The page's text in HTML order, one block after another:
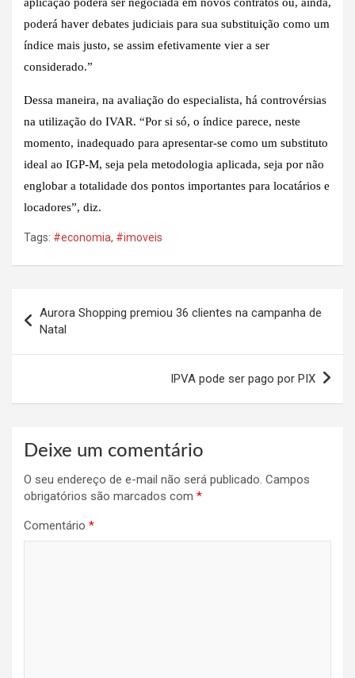
poderá haver debates judiciais para sua substituição como um
índice mais justo, se assim efetivamente vier a ser
considerado.”
Dessa maneira, na avaliação do especialista, há controvérsias
na utilização do IVAR. “Por si só, o índice parece, neste
momento, inadequado para apresentar-se como um substituto
ideal ao IGP-M, seja pela metodologia aplicada, seja por não
englobar a totalidade dos pontos importantes para locatários e
locadores”, diz.
Tags: #economia, #imoveis
de
Post
Aurora Shopping premiou 36 clientes na campanha de
Natal
IPVA pode ser pago por PIX
Deixe um comentário
O seu endereço de e-mail não será publicado. Campos
obrigatórios são marcados com *
Comentário *